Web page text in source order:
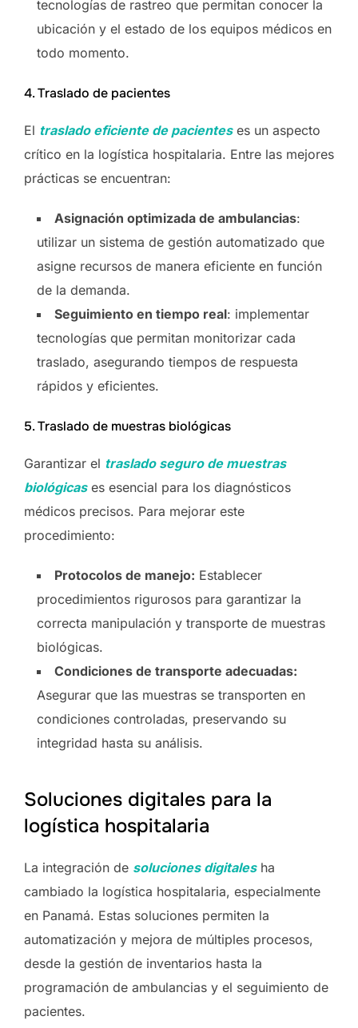
tecnologías de rastreo que permitan conocer la
ubicación y el estado de los equipos médicos en
todo momento.
4. Traslado de pacientes
El traslado eficiente de pacienteses un aspecto
crítico en la logística hospitalaria. Entre las mejores
prácticas se encuentran:
Asignación optimizada de ambulancias:
utilizar un sistema de gestión automatizado que
asigne recursos de manera eficiente en función
de la demanda.
Seguimiento en tiempo real: implementar
tecnologías que permitan monitorizar cada
traslado, asegurando tiempos de respuesta
rápidos y eficientes.
5. Traslado de muestras biológicas
Garantizar el traslado seguro de muestras
biológicases esencial para los diagnósticos
médicos precisos. Para mejorar este
procedimiento:
Protocolos de manejo: Establecer
procedimientos rigurosos para garantizar la
correcta manipulación y transporte de muestras
biológicas.
Condiciones de transporte adecuadas:
Asegurar que las muestras se transporten en
condiciones controladas, preservando su
integridad hasta su análisis.
Soluciones digitales para la
logística hospitalaria
La integración de soluciones digitalesha
cambiado la logística hospitalaria, especialmente
en Panamá. Estas soluciones permiten la
automatización y mejora de múltiples procesos,
desde la gestión de inventarios hasta la
programación de ambulancias y el seguimiento de
pacientes.